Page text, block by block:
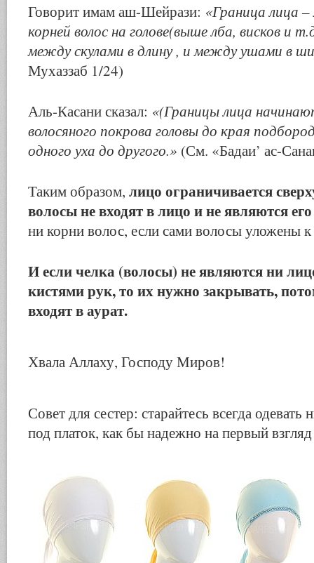
Говорит имам аш-Шейрази: «Граница лица
корней волос на голове(выше лба, висков и
между скулами в длину , и между ушами в
Мухаззаб 1/24)
Аль-Касани сказал: «(Границы лица
волосяного покрова головы до края
одного уха до другого.» (См. «Бадаи’ ас-
Таким образом, лицо ограничивается
волосы не входят в лицо и не являются
ни корни волос, если сами волосы уложены к
И если челка (волосы) не являются ни
кистями рук, то их нужно закрывать,
входят в аурат.
Хвала Аллаху, Господу Миров!
Совет для сестер: старайтесь всегда
под платок, как бы надежно на первый